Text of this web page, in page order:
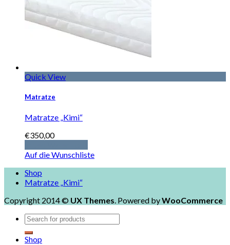
Quick View
Matratze
Matratze „Kimi“
€350,00
Auf die Wunschliste
Shop
Matratze „Kimi“
Copyright 2014 © UX Themes. Powered byWooCommerce
Shop